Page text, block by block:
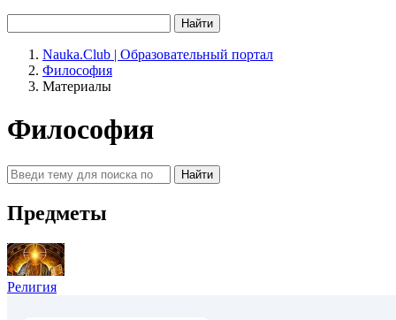
Найти
Nauka.Club | Образовательный портал
Философия
Материалы
Философия
Найти
Предметы
Религия